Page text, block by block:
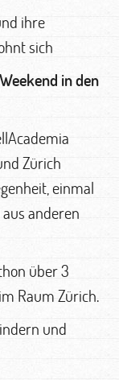
ihre
sich
in den
Zürich
einmal
anderen
über 3
Raum Zürich.
und